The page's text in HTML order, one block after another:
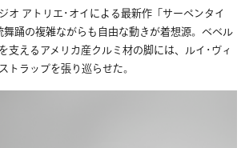
オ アトリエ･オイによる最新作「サーペンタイ
踊の複雑ながらも自由な動きが着想源。ベベル
支えるアメリカ産クルミ材の脚には、ルイ･ヴィ
トラップを張り巡らせた。